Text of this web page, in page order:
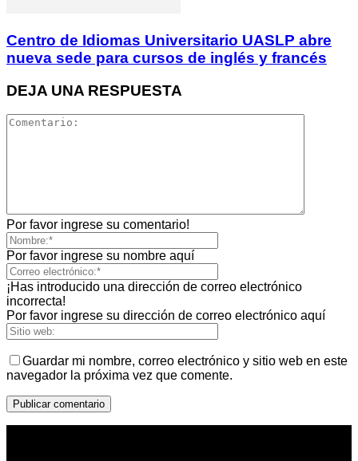
Centro de Idiomas Universitario UASLP abre
nueva sede para cursos de inglés y francés
DEJA UNA RESPUESTA
Por favor ingrese su comentario!
Por favor ingrese su nombre aquí
¡Has introducido una dirección de correo electrónico
incorrecta!
Por favor ingrese su dirección de correo electrónico aquí
Guardar mi nombre, correo electrónico y sitio web en este
navegador la próxima vez que comente.